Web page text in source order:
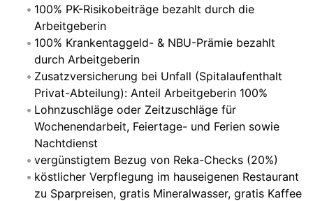
100% PK-Risikobeiträge bezahlt durch die
Arbeitgeberin
100% Krankentaggeld- & NBU-Prämie bezahlt
durch Arbeitgeberin
Zusatzversicherung bei Unfall (Spitalaufenthalt
Privat-Abteilung): Anteil Arbeitgeberin 100%
Lohnzuschläge oder Zeitzuschläge für
Wochenendarbeit, Feiertage- und Ferien sowie
Nachtdienst
vergünstigtem Bezug von Reka-Checks (20%)
köstlicher Verpflegung im hauseigenen Restaurant
zu Sparpreisen, gratis Mineralwasser, gratis Kaffee